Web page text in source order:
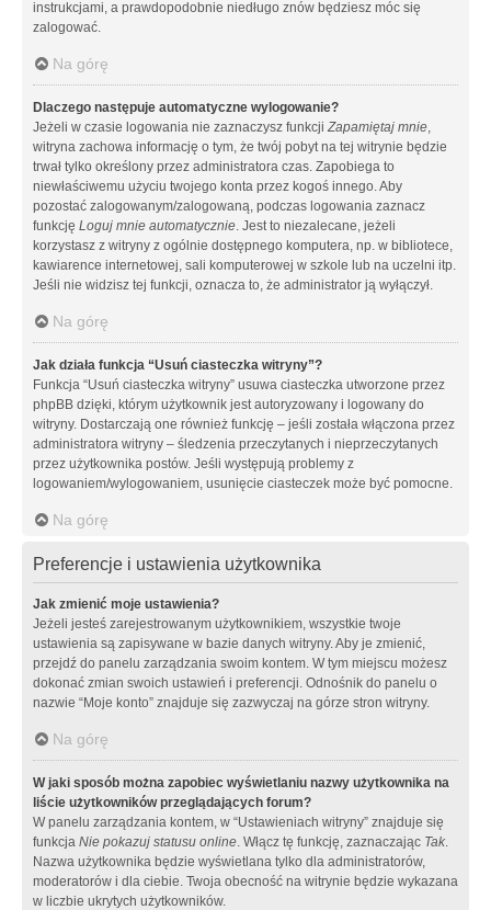
instrukcjami, a prawdopodobnie niedługo znów będziesz móc się
zalogować.
Na górę
Dlaczego następuje automatyczne wylogowanie?
Jeżeli w czasie logowania nie zaznaczysz funkcji Zapamiętaj mnie,
witryna zachowa informację o tym, że twój pobyt na tej witrynie będzie
trwał tylko określony przez administratora czas. Zapobiega to
niewłaściwemu użyciu twojego konta przez kogoś innego. Aby
pozostać zalogowanym/zalogowaną, podczas logowania zaznacz
funkcję Loguj mnie automatycznie. Jest to niezalecane, jeżeli
korzystasz z witryny z ogólnie dostępnego komputera, np. w bibliotece,
kawiarence internetowej, sali komputerowej w szkole lub na uczelni itp.
Jeśli nie widzisz tej funkcji, oznacza to, że administrator ją wyłączył.
Na górę
Jak działa funkcja “Usuń ciasteczka witryny”?
Funkcja “Usuń ciasteczka witryny” usuwa ciasteczka utworzone przez
phpBB dzięki, którym użytkownik jest autoryzowany i logowany do
witryny. Dostarczają one również funkcję – jeśli została włączona przez
administratora witryny – śledzenia przeczytanych i nieprzeczytanych
przez użytkownika postów. Jeśli występują problemy z
logowaniem/wylogowaniem, usunięcie ciasteczek może być pomocne.
Na górę
Preferencje i ustawienia użytkownika
Jak zmienić moje ustawienia?
Jeżeli jesteś zarejestrowanym użytkownikiem, wszystkie twoje
ustawienia są zapisywane w bazie danych witryny. Aby je zmienić,
przejdź do panelu zarządzania swoim kontem. W tym miejscu możesz
dokonać zmian swoich ustawień i preferencji. Odnośnik do panelu o
nazwie “Moje konto” znajduje się zazwyczaj na górze stron witryny.
Na górę
W jaki sposób można zapobiec wyświetlaniu nazwy użytkownika na
liście użytkowników przeglądających forum?
W panelu zarządzania kontem, w “Ustawieniach witryny” znajduje się
funkcja Nie pokazuj statusu online. Włącz tę funkcję, zaznaczając Tak.
Nazwa użytkownika będzie wyświetlana tylko dla administratorów,
moderatorów i dla ciebie. Twoja obecność na witrynie będzie wykazana
w liczbie ukrytych użytkowników.